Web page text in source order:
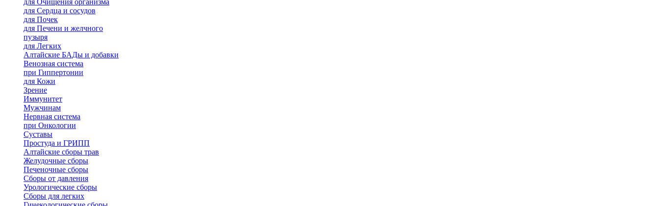
для Очищения организма
для Сердца и сосудов
для Почек
для Печени и желчного
пузыря
для Легких
Алтайские БАДы и добавки
Венозная система
при Гиппертонии
для Кожи
Зрение
Иммунитет
Мужчинам
Нервная система
при Онкологии
Суставы
Простуда и ГРИПП
Алтайские сборы трав
Желудочные сборы
Печеночные сборы
Сборы от давления
Урологические сборы
Сборы для легких